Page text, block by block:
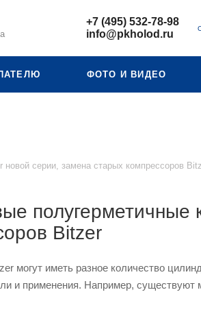
+7 (495) 532-78-98
info@pkholod.ru
ФОТО И ВИДЕО
серии, замена старых компрессоров
полугерметичные
Bitzer
могут иметь разное количество
и применения. Например,